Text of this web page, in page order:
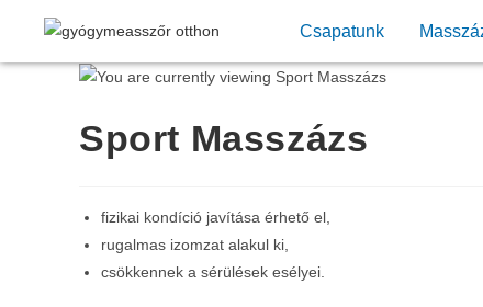
Csapatunk
Sport Masszázs
fizikai kondíció javítása érhető el,
rugalmas izomzat alakul ki,
csökkennek a sérülések esélyei.